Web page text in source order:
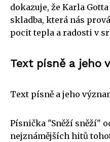
dokazuje, že Karla
skladba, která nás
pocit tepla a radosti v
Text písně a jeho
Text písně a jeho
Písnička "Sněží sněží"
nejznámějších hitů